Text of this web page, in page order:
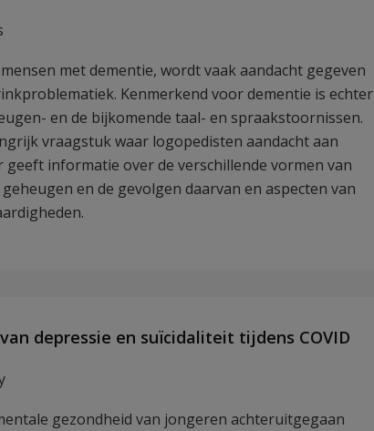
met dementie, wordt vaak aandacht gegeven
Kenmerkend voor dementie is echter
en de bijkomende taal- en spraakstoornissen.
vraagstuk waar logopedisten aandacht aan
geeft informatie over de verschillende vormen van
en de gevolgen daarvan en aspecten van
depressie en suïcidaliteit tijdens COVID
gezondheid van jongeren achteruitgegaan